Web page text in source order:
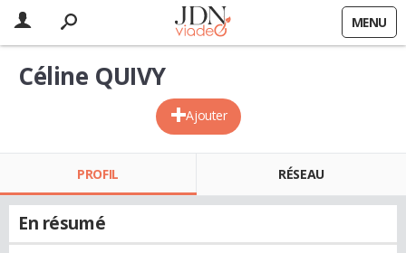
MENU
Ajouter
Céline QUIVY
PROFIL RÉSEAU
En résumé